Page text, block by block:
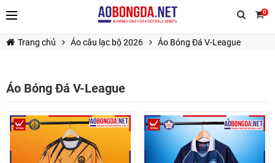
0
TIẾP TỤC MUA HÀNG
Trang chủ Áo câu lạc bộ 2026 Áo Bóng Đá V-League
Áo Bóng Đá V-League